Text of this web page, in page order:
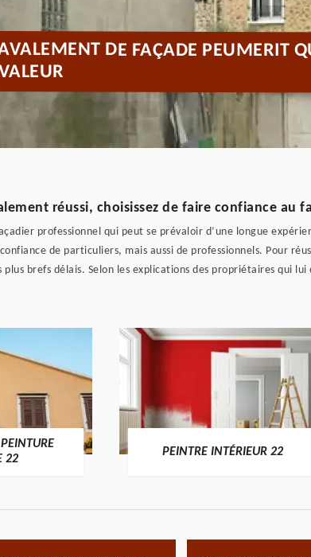
DE FAÇADE PEUMERIT
réussi, choisissez de faire confiance au
professionnel qui peut se prévaloir d’une longue
de particuliers, mais aussi de professionnels. Pour
plus brefs délais. Selon les explications des propriétaires qui
22
PEINTRE INTÉRIEUR 22